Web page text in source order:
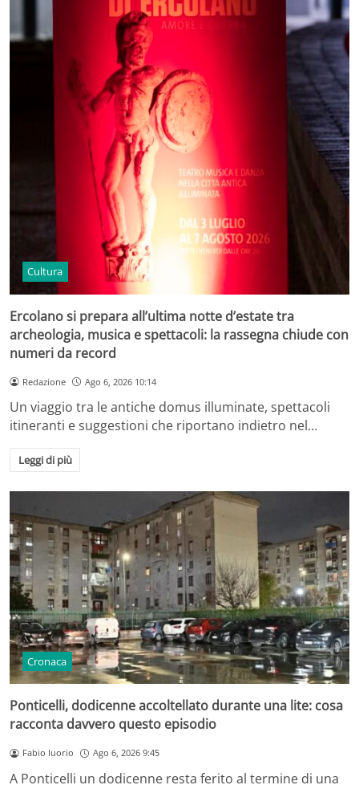
Cultura
Ercolano si prepara all’ultima notte d’estate tra
archeologia, musica e spettacoli: la rassegna chiude con
numeri da record
Redazione Ago 6, 2026 10:14
Un viaggio tra le antiche domus illuminate, spettacoli
itineranti e suggestioni che riportano indietro nel…
Leggi di più
Cronaca
Ponticelli, dodicenne accoltellato durante una lite: cosa
racconta davvero questo episodio
Fabio Iuorio Ago 6, 2026 9:45
A Ponticelli un dodicenne resta ferito al termine di una